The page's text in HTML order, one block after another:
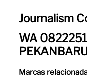
Journalism
WA
Marcas